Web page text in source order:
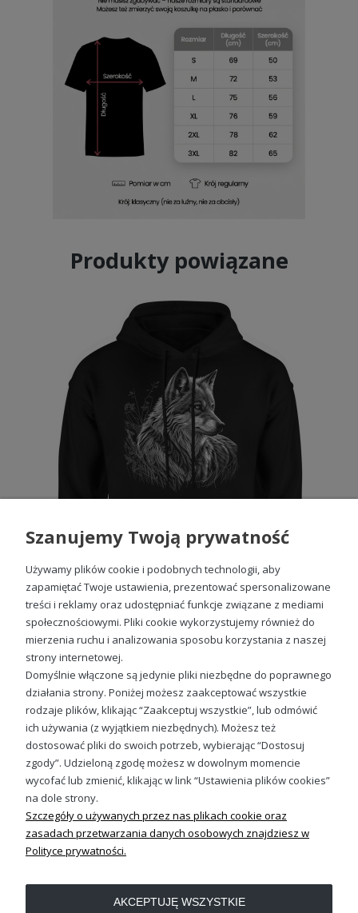
Produkty powiązane
Wilk Męska bluza z kapturem bieszczady
99,88 zł
Sprawdź nasze social media
Szanujemy Twoją prywatność
Używamy plików cookie i podobnych technologii, aby
zapamiętać Twoje ustawienia, prezentować spersonalizowane
treści i reklamy oraz udostępniać funkcje związane z mediami
społecznościowymi. Pliki cookie wykorzystujemy również do
mierzenia ruchu i analizowania sposobu korzystania z naszej
strony internetowej.
Domyślnie włączone są jedynie pliki niezbędne do poprawnego
działania strony. Poniżej możesz zaakceptować wszystkie
rodzaje plików, klikając “Zaakceptuj wszystkie”, lub odmówić
ich używania (z wyjątkiem niezbędnych). Możesz też
dostosować pliki do swoich potrzeb, wybierając “Dostosuj
zgody”. Udzieloną zgodę możesz w dowolnym momencie
wycofać lub zmienić, klikając w link “Ustawienia plików cookies”
na dole strony.
Szczegóły o używanych przez nas plikach cookie oraz
zasadach przetwarzania danych osobowych znajdziesz w
Polityce prywatności.
AKCEPTUJĘ WSZYSTKIE